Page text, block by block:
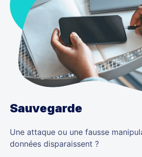
Sauvegarde
Une attaque ou une fausse
données disparaissent ?